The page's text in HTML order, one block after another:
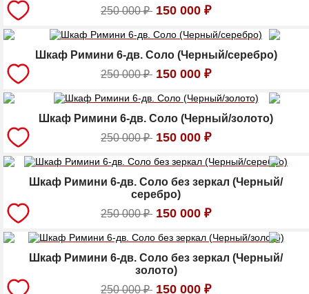
250 000₽ 150 000 ₽
Шкаф Римини 6-дв. Соло (Черный/серебро)
250 000₽ 150 000 ₽
Шкаф Римини 6-дв. Соло (Черный/золото)
250 000₽ 150 000 ₽
Шкаф Римини 6-дв. Соло без зеркал (Черный/
серебро)
250 000₽ 150 000 ₽
Шкаф Римини 6-дв. Соло без зеркал (Черный/
золото)
250 000₽ 150 000 ₽